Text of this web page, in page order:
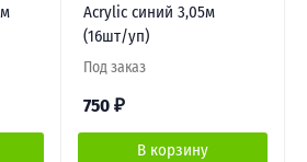
Acrylic синий 3,05м
(16шт/уп)
Под заказ
750 ₽
В корзину